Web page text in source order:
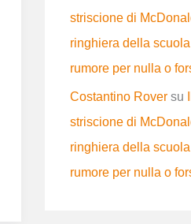
striscione di
ringhiera della
rumore per nulla o
Costantino Rover su
striscione di
ringhiera della
rumore per nulla o